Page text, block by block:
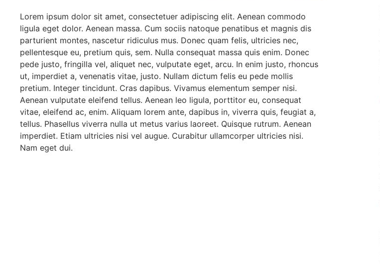
Lorem ipsum dolor sit amet, consectetuer adipiscing elit. Aenean commodo
ligula eget dolor. Aenean massa. Cum sociis natoque penatibus et magnis dis
parturient montes, nascetur ridiculus mus. Donec quam felis, ultricies nec,
pellentesque eu, pretium quis, sem. Nulla consequat massa quis enim. Donec
pede justo, fringilla vel, aliquet nec, vulputate eget, arcu. In enim justo, rhoncus
ut, imperdiet a, venenatis vitae, justo. Nullam dictum felis eu pede mollis
pretium. Integer tincidunt. Cras dapibus. Vivamus elementum semper nisi.
Aenean vulputate eleifend tellus. Aenean leo ligula, porttitor eu, consequat
vitae, eleifend ac, enim. Aliquam lorem ante, dapibus in, viverra quis, feugiat a,
tellus. Phasellus viverra nulla ut metus varius laoreet. Quisque rutrum. Aenean
imperdiet. Etiam ultricies nisi vel augue. Curabitur ullamcorper ultricies nisi.
Nam eget dui.